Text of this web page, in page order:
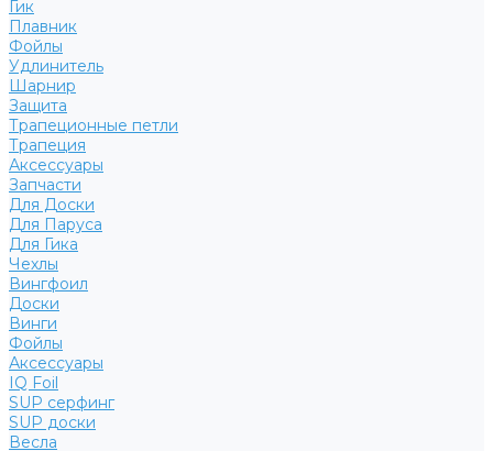
Гик
Плавник
Фойлы
Удлинитель
Шарнир
Защита
Трапеционные петли
Трапеция
Аксессуары
Запчасти
Для Доски
Для Паруса
Для Гика
Чехлы
Вингфоил
Доски
Винги
Фойлы
Аксессуары
IQ Foil
SUP серфинг
SUP доски
Весла